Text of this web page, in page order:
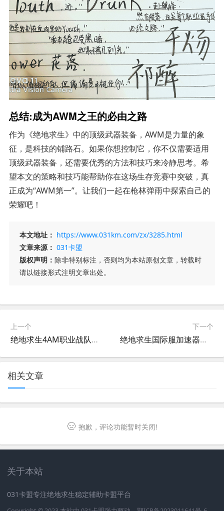
总结:成为AWM之王的必由之路
作为《绝地求生》中的顶级武器装备，AWM是力量的象
征，是科技的铺路石。如果你想控制它，你不仅需要适用
顶级武器装备，还需要优秀的方法和技巧来冷静思考。希
望本文的策略和技巧能帮助你在这场生存竞赛中突破，真
正成为“AWM第一”。让我们一起在枪林弹雨中探索自己的
荣耀吧！
本文地址： https://www.031km.com/zx/3285.html
文章来源： 031卡盟
版权声明： 除非特别标注，否则均为本站原创文章，转载时
请以链接形式注明文章出处。
上一个
绝地求生4AM职业战队的荣耀之路-4AM战队如何在绝地求生中脱颖而出
下一个
绝地求生国际服加速器使用教程-如何正确使用绝地求生国际服加速器提升游戏体验
相关文章
抱歉，评论功能暂时关闭!
关于本站
031卡盟专注绝地求生稳定辅助卡盟平台